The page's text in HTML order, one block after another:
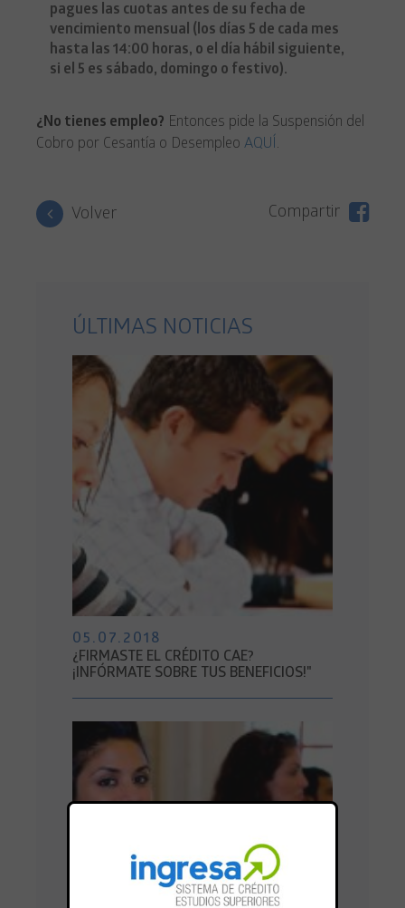
pagues las cuotas antes de su fecha de
vencimiento mensual (los días 5 de cada mes
hasta las 14:00 horas, o el día hábil siguiente,
si el 5 es sábado, domingo o festivo).
¿No tienes empleo? Entonces pide la Suspensión del
Cobro por Cesantía o Desempleo AQUÍ.
Volver Compartir
ÚLTIMAS NOTICIAS
05.07.2018
¿FIRMASTE EL CRÉDITO CAE?
¡INFÓRMATE SOBRE TUS BENEFICIOS!"